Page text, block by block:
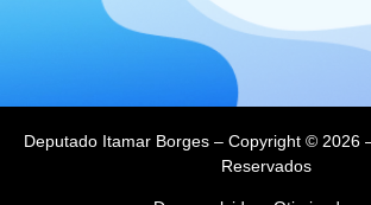
Deputado Itamar Borges – Copyright © 2026
Reservados